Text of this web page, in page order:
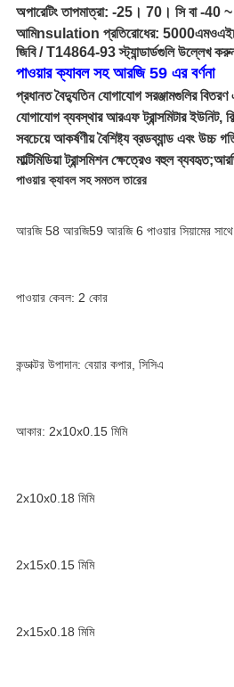
অপারেটিং তাপমাত্রা: -25। 70। সিবা -40
আমিnsulation প্রতিরোধের: 5000
জিবি / T14864-93 স্ট্যান্ডার্ডগুলি উল্লেখ
পাওয়ার ক্যাবল সহ আরজি 59 এর বর্ণনা
প্রধানত বৈদ্যুতিন যোগাযোগ সরঞ্জামগুলির
যোগাযোগ ব্যবস্থার আরএফ ট্রান্সমিটার ইউনিট,
সবচেয়ে আকর্ষণীয় বৈশিষ্ট্য ব্রডব্যান্ড এবং উচ্চ
মাল্টিমিডিয়া ট্রান্সমিশন ক্ষেত্রেও বহুল
পাওয়ার ক্যাবল সহ সমতল তারের
আরজি 58 আরজি59 আরজি 6 পাওয়ার সিয়ামের সাথে
পাওয়ার কেবল: 2 কোর
কন্ডাক্টর উপাদান: বেয়ার কপার, সিসিএ
আকার: 2x10x0.15 মিমি
2x10x0.18 মিমি
2x15x0.15 মিমি
2x15x0.18 মিমি